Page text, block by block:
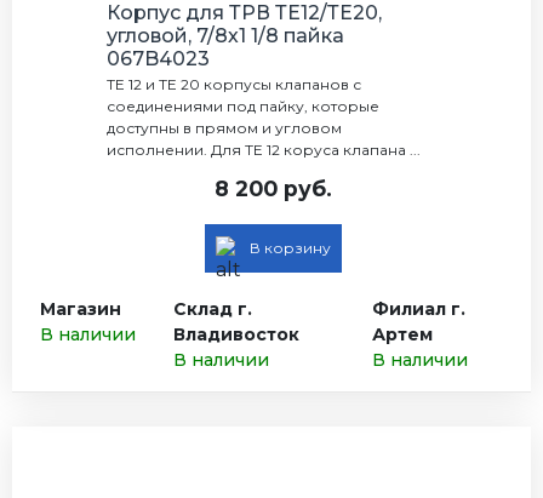
Корпус для ТРВ ТЕ12/ТЕ20,
угловой, 7/8х1 1/8 пайка
067B4023
TE 12 и TE 20 корпусы клапанов с
соединениями под пайку, которые
доступны в прямом и угловом
исполнении. Для TE 12 коруса клапана ...
8 200 руб.
В корзину
Магазин
В наличии
Склад г.
Владивосток
В наличии
Филиал г.
Артем
В наличии